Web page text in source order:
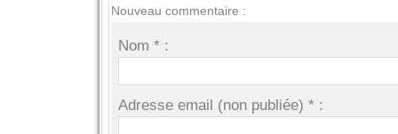
Nouveau commentaire :
Nom * :
Adresse email (non publiée) * :